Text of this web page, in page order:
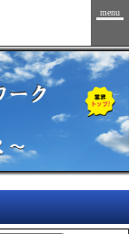
menu